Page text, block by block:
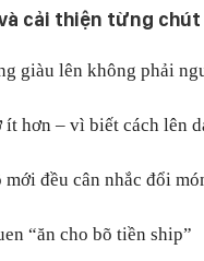
và cải thiện từng
giàu lên không phải
hơn – vì biết cách lên
đều cân nhắc đổi
“ăn cho bõ tiền ship”